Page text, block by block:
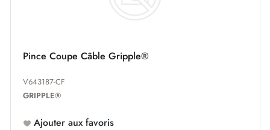
Pince Coupe Câble Gripple®
V643187-CF
GRIPPLE®
Ajouter aux favoris